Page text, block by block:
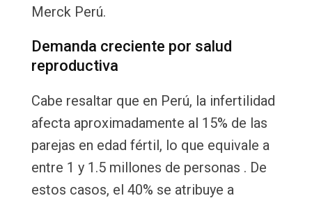
Merck Perú.
Demanda creciente por salud
reproductiva
Cabe resaltar que en Perú, la infertilidad
afecta aproximadamente al 15% de las
parejas en edad fértil, lo que equivale a
entre 1 y 1.5 millones de personas . De
estos casos, el 40% se atribuye a